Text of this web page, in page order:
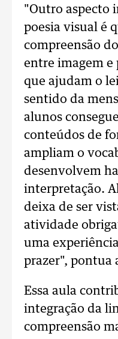
"Outro aspecto
poesia visual é
compreensão
entre imagem e
que ajudam o
sentido da
alunos
conteúdos de
ampliam o
desenvolvem
interpretação.
deixa de ser
atividade
uma
prazer", pontua
Essa aula
integração da
compreensão